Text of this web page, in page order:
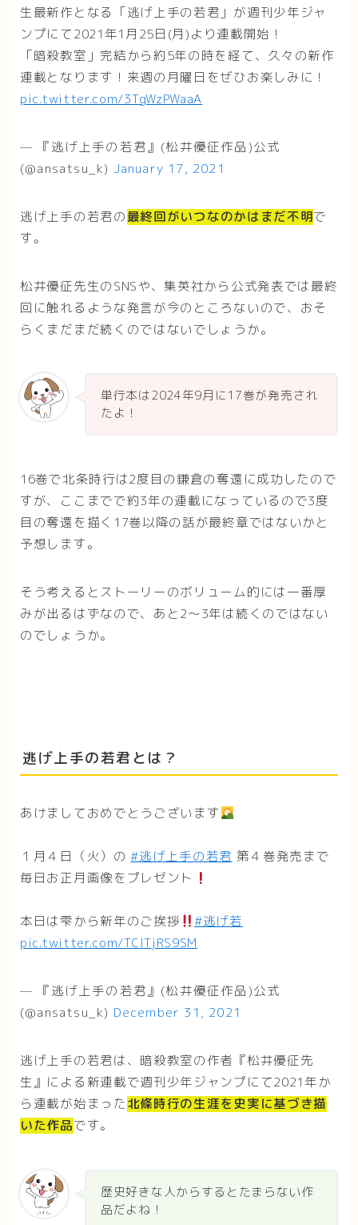
生最新作となる「逃げ上手の若君」が週刊少年ジャ
ンプにて2021年1月25日(月)より連載開始！
「暗殺教室」完結から約5年の時を経て、久々の新作
連載となります！来週の月曜日をぜひお楽しみに！
pic.twitter.com/3TgWzPWaaA
— 『逃げ上手の若君』(松井優征作品)公式
(@ansatsu_k) January 17, 2021
逃げ上手の若君の最終回がいつなのかはまだ不明で
す。
松井優征先生のSNSや、集英社から公式発表では最終
回に触れるような発言が今のところないので、おそ
らくまだまだ続くのではないでしょうか。
単行本は2024年9月に17巻が発売され
たよ！
16巻で北条時行は2度目の鎌倉の奪還に成功したので
すが、ここまでで約3年の連載になっているので3度
目の奪還を描く17巻以降の話が最終章ではないかと
予想します。
そう考えるとストーリーのボリューム的には一番厚
みが出るはずなので、あと2〜3年は続くのではない
のでしょうか。
逃げ上手の若君とは？
あけましておめでとうございます
１月４日（火）の #逃げ上手の若君 第４巻発売まで
毎日お正月画像をプレゼント
本日は雫から新年のご挨拶
#逃げ若
pic.twitter.com/TClTjRS9SM
— 『逃げ上手の若君』(松井優征作品)公式
(@ansatsu_k) December 31, 2021
逃げ上手の若君は、暗殺教室の作者『松井優征先
生』による新連載で週刊少年ジャンプにて2021年か
ら連載が始まった北條時行の生涯を史実に基づき描
いた作品です。
歴史好きな人からするとたまらない作
品だよね！